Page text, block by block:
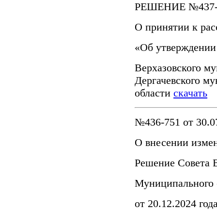
РЕШЕНИЕ №437-
О принятии к
«Об
Верхазовского
Дергачевского
области скачать
№436-751 от
О внесении
Решение Совета
Муниципального
от 20.12.2024